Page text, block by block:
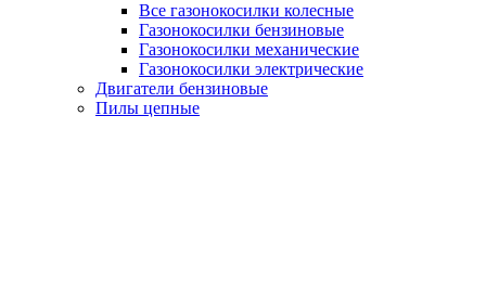
Все газонокосилки колесные
Газонокосилки бензиновые
Газонокосилки механические
Газонокосилки электрические
Двигатели бензиновые
Пилы цепные